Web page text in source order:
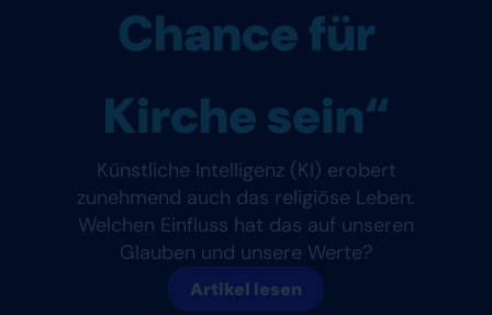
Chance für
Kirche sein“
Künstliche Intelligenz (KI) erobert
zunehmend auch das religiöse Leben.
Welchen Einfluss hat das auf unseren
Glauben und unsere Werte?
Artikel lesen